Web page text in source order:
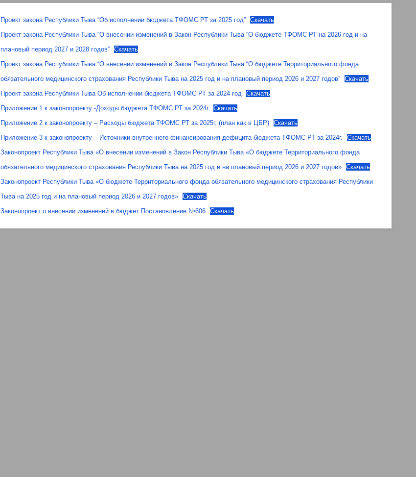
Проект закона Республики Тыва “Об исполнении бюджета ТФОМС РТ за 2025 год”
Скачать
Проект закона Республики Тыва “О внесении изменений в Закон Республики Тыва “О бюджете ТФОМС РТ на 2026 год и на
плановый период 2027 и 2028 годов”
Скачать
Проект закона Республики Тыва “О внесении изменений в Закон Республики Тыва “О бюджете Территориального фонда
обязательного медицинского страхования Республики Тыва на 2025 год и на плановый период 2026 и 2027 годов”
Скачать
Проект закона Республики Тыва Об исполнении бюджета ТФОМС РТ за 2024 год
Скачать
Приложение 1 к законопроекту -Доходы бюджета ТФОМС РТ за 2024г
Скачать
Приложение 2 к законопроекту – Расходы бюджета ТФОМС РТ за 2025г. (план как в ЦБР)
Скачать
Приложение 3 к законопроекту – Источники внутреннего финансирования дефицита бюджета ТФОМС РТ за 2024г.
Скачать
Законопроект Республики Тыва «О внесении изменений в Закон Республики Тыва «О бюджете Территориального фонда
обязательного медицинского страхования Республики Тыва на 2025 год и на плановый период 2026 и 2027 годов»
Скачать
Законопроект Республики Тыва «О бюджете Территориального фонда обязательного медицинского страхования Республики
Тыва на 2025 год и на плановый период 2026 и 2027 годов»
Скачать
Законопроект о внесении изменений в бюджет Постановление №606
Скачать